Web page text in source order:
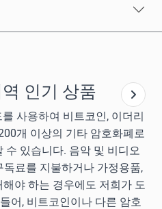
인기 상품
사용하여 비트코인, 이더리
개 이상의 기타 암호화폐로
수 있습니다. 음악 및 비디오
료를 지불하거나 가정용품,
야 하는 경우에도 저희가 도
어, 비트코인이나 다른 암호